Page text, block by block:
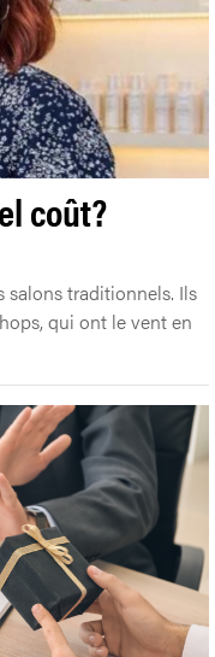
coût?
salons traditionnels. Ils
qui ont le vent en